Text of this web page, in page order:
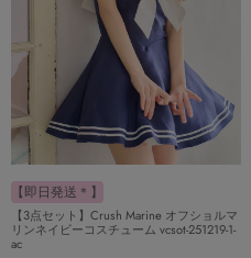
【即日発送＊】
【3点セット】Crush Marine オフショルマ
リンネイビーコスチューム vcsot-251219-1-
ac